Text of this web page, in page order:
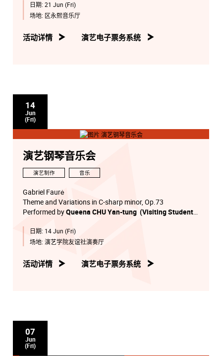
日期: 21 Jun (Fri)
场地: 区永熙音乐厅
活动详情 演艺电子票务系统
14
Jun
(Fri)
演艺钢琴音乐会
演艺制作 音乐
Gabriel Faurė
Theme and Variations in C-sharp minor, Op.73
Performed byQueena CHU Yan-tung (Visiting Student
Sergei Rachmaninoff
Allegro agitato
Robert Schumann
Symphonic Etudes, Op.13
Performed by
Student 2)
日期: 14 Jun (Fri)
场地: 演艺学院友谊社演奏厅
活动详情 演艺电子票务系统
07
Jun
(Fri)